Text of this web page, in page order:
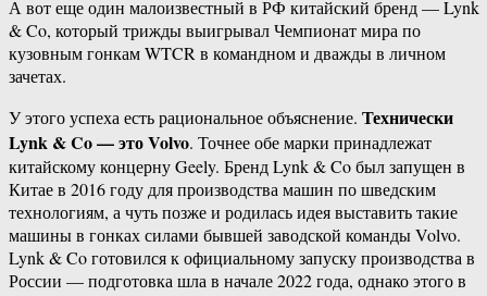
А вот еще один малоизвестный в РФ китайский бренд — Lynk
& Co, который трижды выигрывал Чемпионат мира по
кузовным гонкам WTCR в командном и дважды в личном
зачетах.
У этого успеха есть рациональное объяснение. Технически
Lynk & Co — это Volvo. Точнее обе марки принадлежат
китайскому концерну Geely. Бренд Lynk & Co был запущен в
Китае в 2016 году для производства машин по шведским
технологиям, а чуть позже и родилась идея выставить такие
машины в гонках силами бывшей заводской команды Volvo.
Lynk & Co готовился к официальному запуску производства в
России — подготовка шла в начале 2022 года, однако этого в